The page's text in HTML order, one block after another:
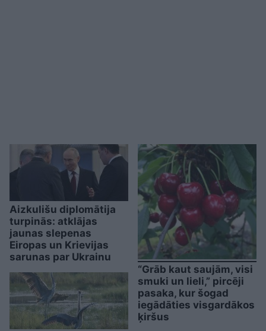
Aizkulišu diplomātija
turpinās: atklājas
jaunas slepenas
Eiropas un Krievijas
sarunas par Ukrainu
“Grāb kaut saujām, visi
smuki un lieli,” pircēji
pasaka, kur šogad
iegādāties visgardākos
ķiršus